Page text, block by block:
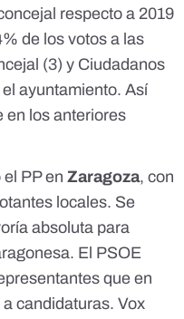
respecto a 2019
de los votos a las
(3) y Ciudadanos
ayuntamiento. Así
en los anteriores
PP en Zaragoza, con
locales. Se
absoluta para
El PSOE
que en
candidaturas. Vox